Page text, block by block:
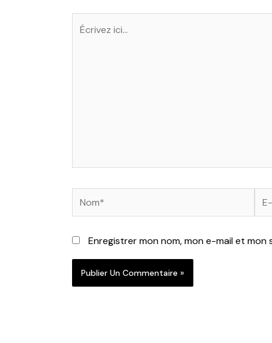
Écrivez
Nom*
E-
Enregistrer mon nom, mon e-mail et